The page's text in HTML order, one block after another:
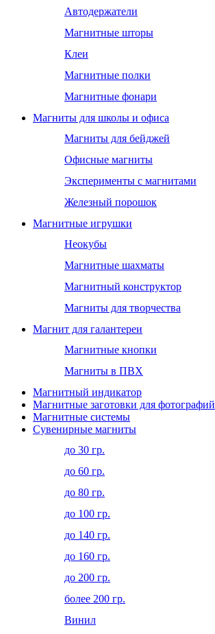
Автодержатели
Магнитные шторы
Клеи
Магнитные полки
Магнитные фонари
Магниты для школы и офиса
Магниты для бейджей
Офисные магниты
Эксперименты с магнитами
Железный порошок
Магнитные игрушки
Неокубы
Магнитные шахматы
Магнитный конструктор
Магниты для творчества
Магнит для галантереи
Магнитные кнопки
Магниты в ПВХ
Магнитный индикатор
Магнитные заготовки для фотографий
Магнитные системы
Сувенирные магниты
до 30 гр.
до 60 гр.
до 80 гр.
до 100 гр.
до 140 гр.
до 160 гр.
до 200 гр.
более 200 гр.
Винил